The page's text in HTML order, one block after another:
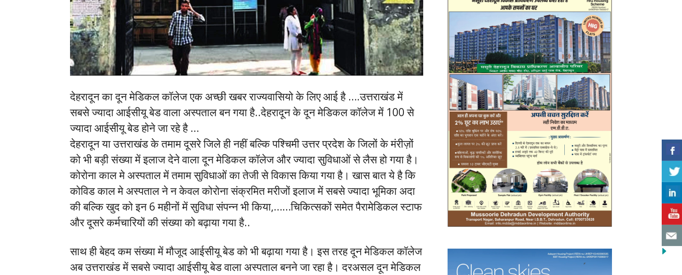
देहरादून का दून मेडिकल कॉलेज एक अच्छी खबर राज्यवासियो के लिए आई है ….उत्तराखंड में
सबसे ज्यादा आईसीयू बेड वाला अस्पताल बन गया है..देहरादून के दून मेडिकल कॉलेज में 100 से
ज्यादा आईसीयू बेड होने जा रहे है …
देहरादून या उत्तराखंड के तमाम दूसरे जिले ही नहीं बल्कि पश्चिमी उत्तर प्रदेश के जिलों के मंरीज़ों
को भी बड़ी संख्या में इलाज देने वाला दून मेडिकल कॉलेज और ज्यादा सुविधाओं से लैस हो गया है।
कोरोना काल मे अस्पताल में तमाम सुविधाओं का तेजी से विकास किया गया है। खास बात ये है कि
कोविड काल मे अस्पताल ने न केवल कोरोना संक्रमित मरीजों इलाज में सबसे ज्यादा भूमिका अदा
की बल्कि खुद को इन 6 महीनों में सुविधा संपन्न भी किया,……चिकित्सकों समेत पैरामेडिकल स्टाफ
और दूसरे कर्मचारियों की संख्या को बढ़ाया गया है..
साथ ही बेहद कम संख्या में मौजूद आईसीयू बेड को भी बढ़ाया गया है। इस तरह दून मेडिकल कॉलेज
अब उत्तराखंड में सबसे ज्यादा आईसीयू बेड वाला अस्पताल बनने जा रहा है। दरअसल दून मेडिकल